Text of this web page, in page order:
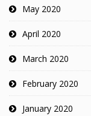
May 2020
April 2020
March 2020
February 2020
January 2020